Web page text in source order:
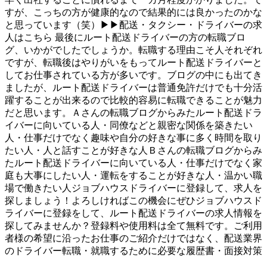
すが、こっちの方が健康的なので結果的には良かったのかな
と思っています（笑）▶▶配送・タクシー・ドライバーの求
人はこちら 最後にルート配送ドライバーの方の転職ブロ
グ、いかがでしたでしょうか。転職する理由こそ人それぞれ
ですが、転職後はやりがいをもってルート配送ドライバーと
してお仕事されている方が多いです。ブログの中にも出てき
ましたが、ルート配送ドライバーは普通免許だけでも十分活
躍することが出来るので比較的容易に転職できることが魅力
だと思います。Ａさんの転職ブログからみたルート配送ドラ
イバーに向いている人・同僚などと親密な関係を築きたい
人・仕事だけでなく趣味や自分の好きな事に多く時間を取り
たい人・人と話すことが好きな人Ｂさんの転職ブログからみ
たルート配送ドライバーに向いている人・仕事だけでなく家
庭も大事にしたい人・運転をすることが好きな人・温かい職
場で働きたい人ジョブハウスドライバーに登録して、求人を
探しましょう！よろしければこの機会にぜひジョブハウスド
ライバーに登録をして、ルート配送ドライバーの求人情報を
探してみませんか？登録料や使用料は全て無料です。ご利用
者様の希望に沿ったお仕事のご紹介だけではなく、配送業界
のドライバー転職・就職するために必要な履歴書・面接対策